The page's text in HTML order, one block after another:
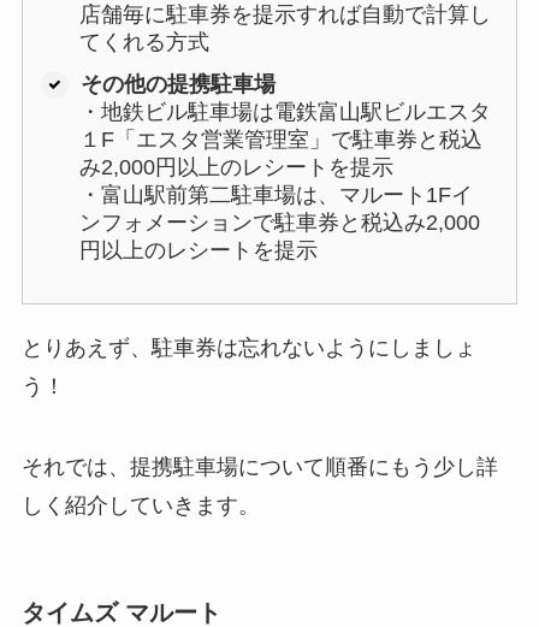
店舗毎に駐車券を提示すれば自動で計算し
てくれる方式
その他の提携駐車場
・地鉄ビル駐車場は電鉄富山駅ビルエスタ
１F「エスタ営業管理室」で駐車券と税込
み2,000円以上のレシートを提示
・富山駅前第二駐車場は、マルート1Fイ
ンフォメーションで駐車券と税込み2,000
円以上のレシートを提示
とりあえず、駐車券は忘れないようにしましょ
う！
それでは、提携駐車場について順番にもう少し詳
しく紹介していきます。
タイムズ マルート